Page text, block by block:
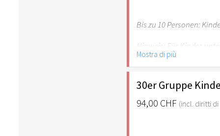
Bis zu 10 Personen:
Hinweis: Für Kinder
empfehlenswert.
Mostra di più
30er Gruppe
94,00 CHF (incl. diritti